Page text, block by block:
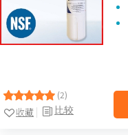
(2)
比较
收藏